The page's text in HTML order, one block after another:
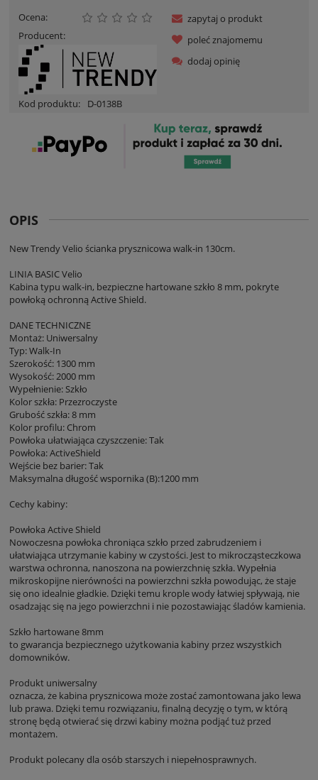
Ocena:
Producent:
Kod produktu: D-0138B
zapytaj o produkt
poleć znajomemu
dodaj opinię
OPIS
New Trendy Velio ścianka prysznicowa walk-in 130cm.
LINIA BASIC Velio
Kabina typu walk-in, bezpieczne hartowane szkło 8 mm, pokryte
powłoką ochronną Active Shield.
DANE TECHNICZNE
Montaż: Uniwersalny
Typ: Walk-In
Szerokość: 1300 mm
Wysokość: 2000 mm
Wypełnienie: Szkło
Kolor szkła: Przezroczyste
Grubość szkła: 8 mm
Kolor profilu: Chrom
Powłoka ułatwiająca czyszczenie: Tak
Powłoka: ActiveShield
Wejście bez barier: Tak
Maksymalna długość wspornika (B):1200 mm
Cechy kabiny:
Powłoka Active Shield
Nowoczesna powłoka chroniąca szkło przed zabrudzeniem i
ułatwiająca utrzymanie kabiny w czystości. Jest to mikrocząsteczkowa
warstwa ochronna, nanoszona na powierzchnię szkła. Wypełnia
mikroskopijne nierówności na powierzchni szkła powodując, że staje
się ono idealnie gładkie. Dzięki temu krople wody łatwiej spływają, nie
osadzając się na jego powierzchni i nie pozostawiając śladów kamienia.
Szkło hartowane 8mm
to gwarancja bezpiecznego użytkowania kabiny przez wszystkich
domowników.
Produkt uniwersalny
oznacza, że kabina prysznicowa może zostać zamontowana jako lewa
lub prawa. Dzięki temu rozwiązaniu, finalną decyzję o tym, w którą
stronę będą otwierać się drzwi kabiny można podjąć tuż przed
montażem.
Produkt polecany dla osób starszych i niepełnosprawnych.